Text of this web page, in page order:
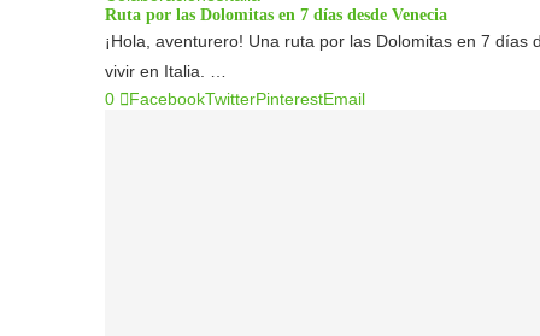
Ruta por las Dolomitas en 7 días desde Venecia
¡Hola, aventurero! Una ruta por las Dolomitas en 7
vivir en Italia. …
0
FacebookTwitterPinterestEmail